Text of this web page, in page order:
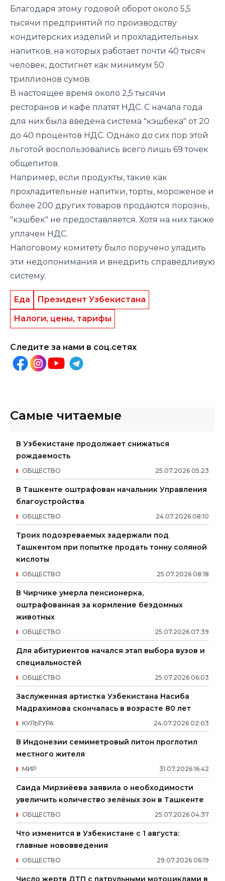
Благодаря этому годовой оборот около 5,5
тысячи предприятий по производству
кондитерских изделий и прохладительных
напитков, на которых работает почти 40 тысяч
человек, достигнет как минимум 50
триллионов сумов.
В настоящее время около 2,5 тысячи
ресторанов и кафе платят НДС. С начала года
для них была введена система "кэшбека" от 20
до 40 процентов НДС. Однако до сих пор этой
льготой воспользовались всего лишь 69 точек
общепитов.
Например, если продукты, такие как
прохладительные напитки, торты, мороженое и
более 200 других товаров продаются порознь,
"кэшбек" не предоставляется. Хотя на них также
уплачен НДС.
Налоговому комитету было поручено уладить
эти недопонимания и внедрить справедливую
систему.
Еда
Президент Узбекистана
Налоги, цены, тарифы
Следите за нами в соц.сетях
Самые читаемые
В Узбекистане продолжает снижаться
рождаемость
25.07.2026 05:23
ОБЩЕСТВО
В Ташкенте оштрафован начальник Управления
благоустройства
24.07.2026 08:10
ОБЩЕСТВО
Троих подозреваемых задержали под
Ташкентом при попытке продать тонну соляной
кислоты
25.07.2026 08:18
ОБЩЕСТВО
В Чирчике умерла пенсионерка,
оштрафованная за кормление бездомных
животных
25.07.2026 07:39
ОБЩЕСТВО
Для абитуриентов начался этап выбора вузов и
специальностей
25.07.2026 06:03
ОБЩЕСТВО
Заслуженная артистка Узбекистана Насиба
Мадрахимова скончалась в возрасте 80 лет
24.07.2026 02:03
КУЛЬТУРА
В Индонезии семиметровый питон проглотил
местного жителя
31.07.2026 16:42
МИР
Саида Мирзиёева заявила о необходимости
увеличить количество зелёных зон в Ташкенте
25.07.2026 04:37
ОБЩЕСТВО
Что изменится в Узбекистане с 1 августа:
главные нововведения
29.07.2026 06:19
ОБЩЕСТВО
Число жертв ДТП с патрульными мотоциклами в